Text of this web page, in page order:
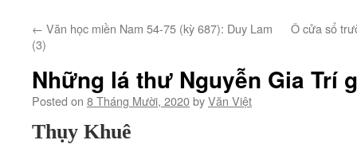
← Văn học miền Nam 54-75 (kỳ 687): Duy Lam
(3)
Ô cửa sổ
Những lá thư Nguyễn Gia Trí
Posted on 8 Tháng Mười, 2020byVăn Việt
Thụy Khuê